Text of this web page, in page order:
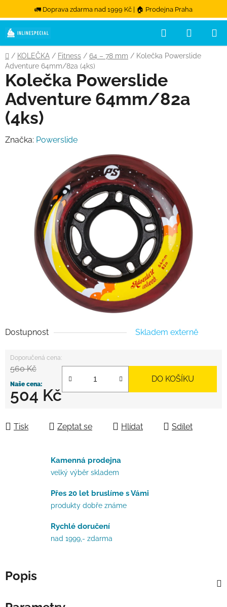
🚛 Doprava zdarma nad 1999 Kč | 🏠 Prodejna Praha
Přejít na obsah
Hledat
Domů
/ KOLEČKA / Fitness / 64 – 78 mm / Kolečka Powerslide
Adventure 64mm/82a (4ks)
Dostupnost Skladem externě
560 Kč
504 Kč
DO KOŠÍKU
Tisk Zeptat se Hlídat Sdílet
Kolečka Powerslide
Adventure 64mm/82a
(4ks)
Značka: Powerslide
Kamenná prodejna
velký výběr skladem
Přes 20 let bruslíme s Vámi
produkty dobře známe
Rychlé doručení
nad 1999,- zdarma
Popis